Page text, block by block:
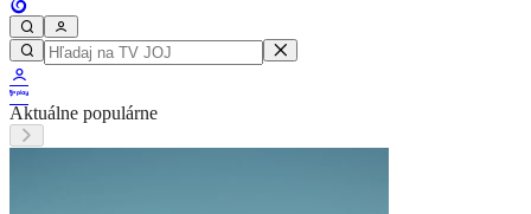
Aktuálne populárne